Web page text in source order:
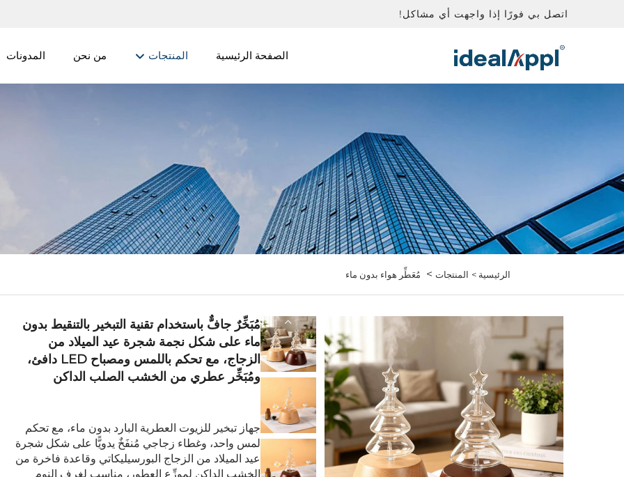
اتصل بي فورًا إذا واجهت أي مشاكل!
الصفحة الرئيسية المنتجات من نحن المدونات
الرئيسية > المنتجات> مُعَطِّر هواء بدون ماء
مُبَخِّرٌ جافٌّ باستخدام تقنية التبخير بالتنقيط بدون
ماء على شكل نجمة شجرة عيد الميلاد من
الزجاج، مع تحكم باللمس ومصباح LED دافئ،
ومُبَخِّر عطري من الخشب الصلب الداكن
جهاز تبخير للزيوت العطرية البارد بدون ماء، مع تحكم
لمس واحد، وغطاء زجاجي مُنفَخٌ يدويًّا على شكل شجرة
عيد الميلاد من الزجاج البورسيليكاتي وقاعدة فاخرة من
الخشب الداكن لموزِّع العطور، مناسب لغرف النوم